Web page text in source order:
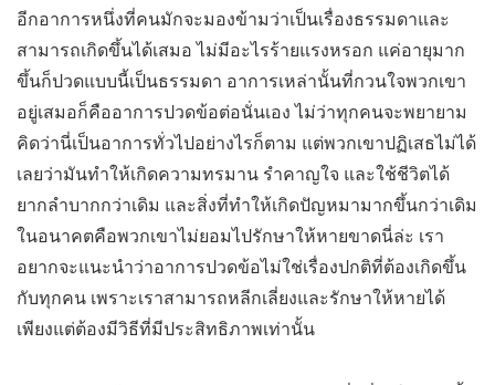
อีกอาการหนึ่งที่คนมักจะมองข้ามว่าเป็นเรื่องธรรมดาและ
สามารถเกิดขึ้นได้เสมอ ไม่มีอะไรร้ายแรงหรอก แค่อายุมาก
ขึ้นก็ปวดแบบนี้เป็นธรรมดา อาการเหล่านั้นที่กวนใจพวกเขา
อยู่เสมอก็คืออาการปวดข้อต่อนั่นเอง ไม่ว่าทุกคนจะพยายาม
คิดว่านี่เป็นอาการทั่วไปอย่างไรก็ตาม แต่พวกเขาปฏิเสธไม่ได้
เลยว่ามันทำให้เกิดความทรมาน รำคาญใจ และใช้ชีวิตได้
ยากลำบากกว่าเดิม และสิ่งที่ทำให้เกิดปัญหมามากขึ้นกว่าเดิม
ในอนาคตคือพวกเขาไม่ยอมไปรักษาให้หายขาดนี่ล่ะ เรา
อยากจะแนะนำว่าอาการปวดข้อไม่ใช่เรื่องปกติที่ต้องเกิดขึ้น
กับทุกคน เพราะเราสามารถหลีกเลี่ยงและรักษาให้หายได้
เพียงแต่ต้องมีวิธีที่มีประสิทธิภาพเท่านั้น